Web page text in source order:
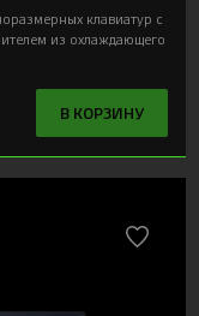
клавиатур с
из охлаждающего
В КОРЗИНУ